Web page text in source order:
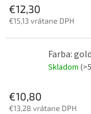
€12,30
€15,13 vrátane DPH
Farba:
Skladom
€10,80
€13,28 vrátane DPH